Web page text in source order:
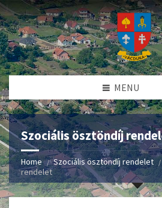
MENU
Szociális ösztöndíj
Home Szociális ösztöndíj rendelet
rendelet